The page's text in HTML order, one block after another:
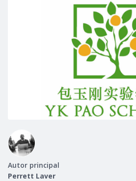
Autor principal
Perrett Laver